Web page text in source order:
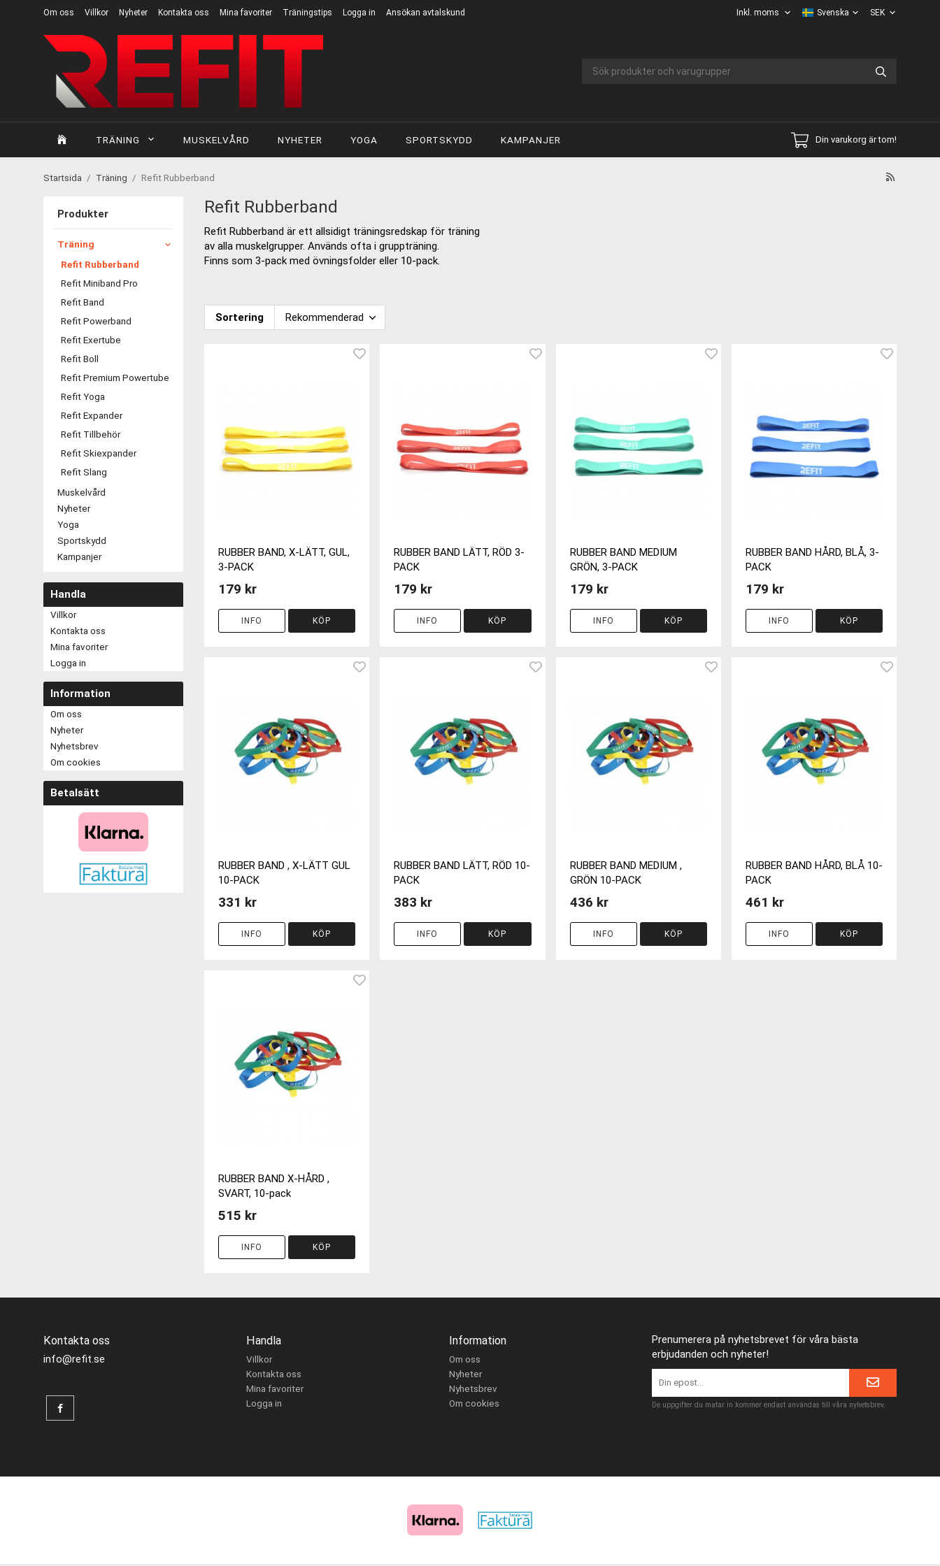
Om oss Villkor Nyheter Kontakta oss Mina favoriter Träningstips Logga in Ansökan avtalskund
TRÄNING MUSKELVÅRD NYHETER YOGA SPORTSKYDD KAMPANJER Din varukorg är tom!
Startsida / Träning / Refit Rubberband
Produkter
Träning
Refit Rubberband
Refit Miniband Pro
Refit Band
Refit Powerband
Refit Exertube
Refit Boll
Refit Premium Powertube
Refit Yoga
Refit Expander
Refit Tillbehör
Refit Skiexpander
Refit Slang
Muskelvård
Nyheter
Yoga
Sportskydd
Kampanjer
Handla
Villkor
Kontakta oss
Mina favoriter
Logga in
Information
Om oss
Nyheter
Nyhetsbrev
Om cookies
Betalsätt
Refit Rubberband
Refit Rubberband är ett allsidigt träningsredskap för träning
av alla muskelgrupper. Används ofta i gruppträning.
Finns som 3-pack med övningsfolder eller 10-pack.
Sortering
RUBBER BAND, X-LÄTT, GUL,
3-PACK
179 kr
INFO KÖP
RUBBER BAND LÄTT, RÖD 3-
PACK
179 kr
INFO KÖP
RUBBER BAND MEDIUM
GRÖN, 3-PACK
179 kr
INFO KÖP
RUBBER BAND HÅRD, BLÅ, 3-
PACK
179 kr
INFO KÖP
RUBBER BAND , X-LÄTT GUL
10-PACK
331 kr
INFO KÖP
RUBBER BAND LÄTT, RÖD 10-
PACK
383 kr
INFO KÖP
RUBBER BAND MEDIUM ,
GRÖN 10-PACK
436 kr
INFO KÖP
RUBBER BAND HÅRD, BLÅ 10-
PACK
461 kr
INFO KÖP
RUBBER BAND X-HÅRD ,
SVART, 10-pack
515 kr
INFO KÖP
Kontakta oss
info@refit.se
Handla
Villkor
Kontakta oss
Mina favoriter
Logga in
Information
Om oss
Nyheter
Nyhetsbrev
Om cookies
Prenumerera på nyhetsbrevet för våra bästa
erbjudanden och nyheter!
De uppgifter du matar in kommer endast användas till våra nyhetsbrev.